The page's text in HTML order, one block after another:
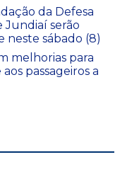
da Defesa
Jundiaí serão
sábado (8)
melhorias para
passageiros a